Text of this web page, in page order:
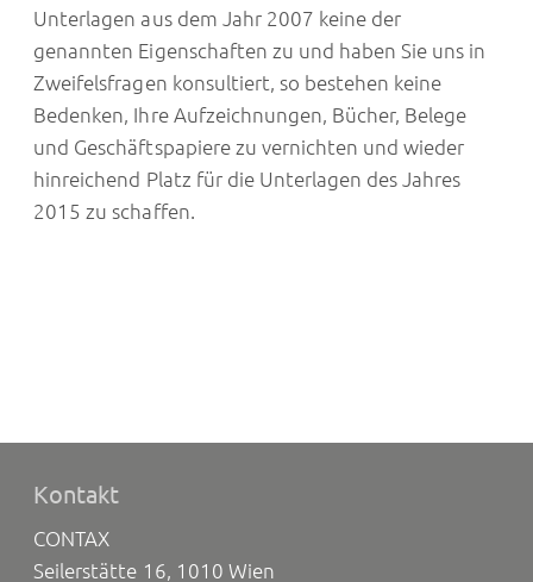
Unterlagen aus dem Jahr 2007 keine der
genannten Eigenschaften zu und haben Sie uns in
Zweifelsfragen konsultiert, so bestehen keine
Bedenken, Ihre Aufzeichnungen, Bücher, Belege
und Geschäftspapiere zu vernichten und wieder
hinreichend Platz für die Unterlagen des Jahres
2015 zu schaffen.
Kontakt
CONTAX
Seilerstätte 16, 1010 Wien